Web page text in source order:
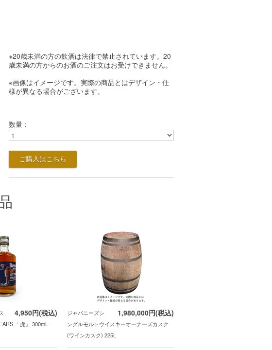
※20歳未満の方の飲酒は法律で禁止されています。20
歳未満の方からのお酒のご注文はお受けできません。
※画像はイメージです。実際の商品とはデザイン・仕
様が異なる場合がございます。
数量：
4,950円(税込)
「虎」 300mL
1,980,000円(税込)
ジャパニーズシ
ングルモルトウイスキーオーナーズカスク
(ワインカスク) 225L